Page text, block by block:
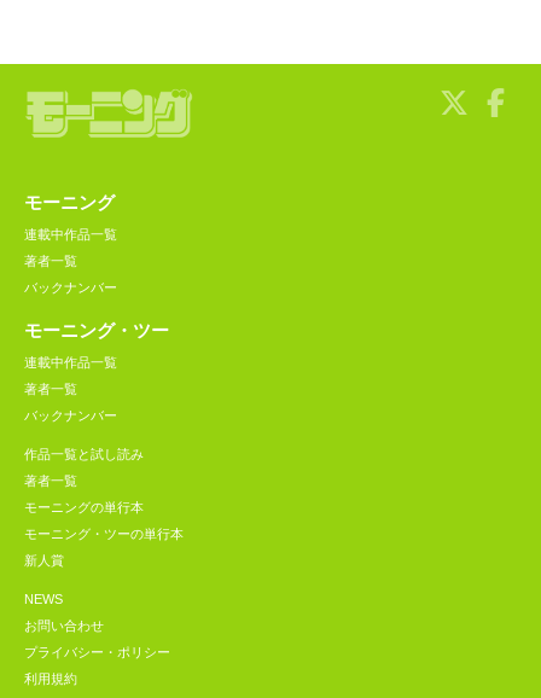
モーニング
連載中作品一覧
著者一覧
バックナンバー
モーニング・ツー
連載中作品一覧
著者一覧
バックナンバー
作品一覧と試し読み
著者一覧
モーニングの単行本
モーニング・ツーの単行本
新人賞
NEWS
お問い合わせ
プライバシー・ポリシー
利用規約